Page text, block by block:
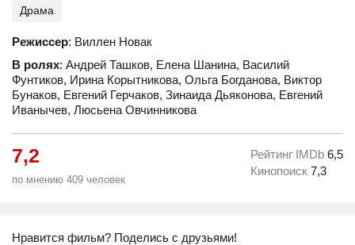
Драма
Режиссер: Виллен Новак
В ролях: Андрей Ташков, Елена Шанина, Василий
Фунтиков, Ирина Корытникова, Ольга Богданова, Виктор
Бунаков, Евгений Герчаков, Зинаида Дьяконова, Евгений
Иванычев, Люсьена Овчинникова
7,2
по мнению 409 человек
Рейтинг IMDb 6,5
Кинопоиск 7,3
Нравится фильм? Поделись с друзьями!